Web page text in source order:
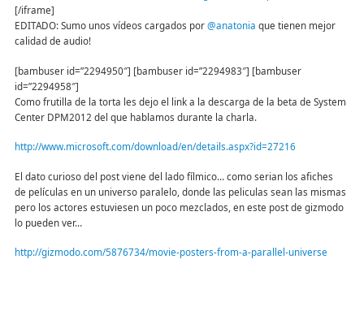
[/iframe]
EDITADO: Sumo unos vídeos cargados por@anatonia que tienen mejor
calidad de audio!
[bambuser id=”2294950″] [bambuser id=”2294983″] [bambuser
id=”2294958″]
Como frutilla de la torta les dejo el link a la descarga de la beta de System
Center DPM2012 del que hablamos durante la charla.
http://www.microsoft.com/download/en/details.aspx?id=27216
El dato curioso del post viene del lado fílmico… como serian los afiches
de películas en un universo paralelo, donde las peliculas sean las mismas
pero los actores estuviesen un poco mezclados, en este post de gizmodo
lo pueden ver…
http://gizmodo.com/5876734/movie-posters-from-a-parallel-universe